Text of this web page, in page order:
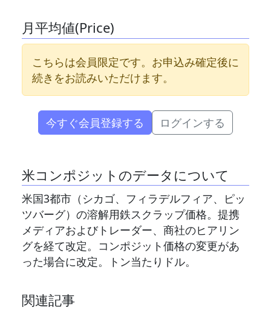
月平均値(Price)
こちらは会員限定です。お申込み確定後に
続きをお読みいただけます。
今すぐ会員登録する ログインする
米コンポジットのデータについて
米国3都市（シカゴ、フィラデルフィア、ピッ
ツバーグ）の溶解用鉄スクラップ価格。提携
メディアおよびトレーダー、商社のヒアリン
グを経て改定。コンポジット価格の変更があ
った場合に改定。トン当たりドル。
関連記事